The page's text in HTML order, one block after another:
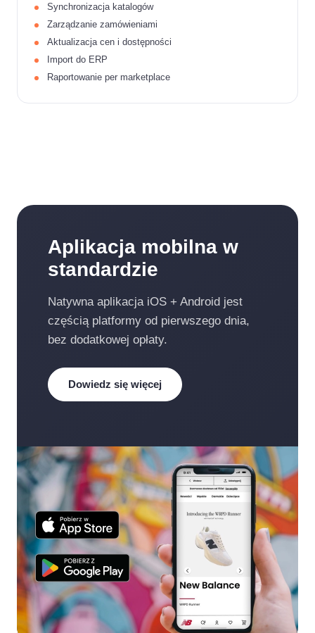
Synchronizacja katalogów
Zarządzanie zamówieniami
Aktualizacja cen i dostępności
Import do ERP
Raportowanie per marketplace
Aplikacja mobilna w
standardzie
Natywna aplikacja iOS + Android jest
częścią platformy od pierwszego dnia,
bez dodatkowej opłaty.
Dowiedz się więcej